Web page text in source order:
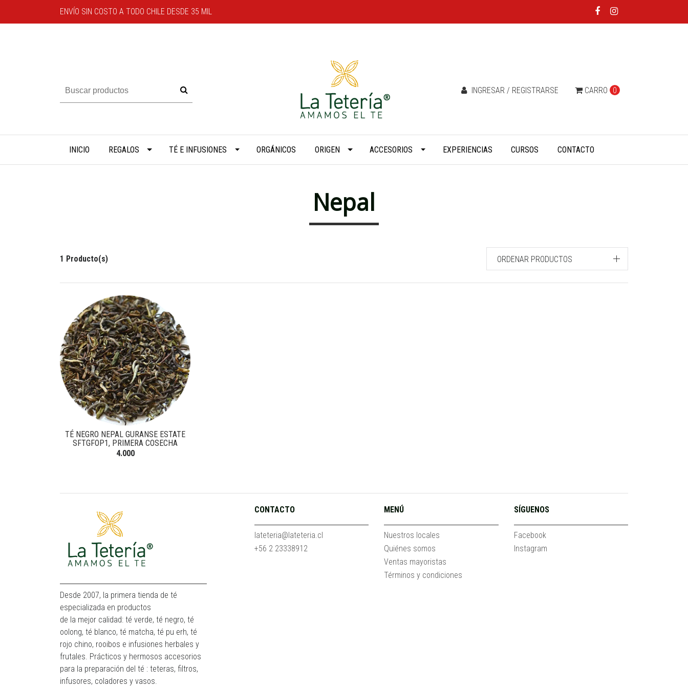
ENVÍO SIN COSTO A TODO CHILE DESDE 35 MIL
CARRO 0
INGRESAR / REGISTRARSE
INICIO REGALOS TÉ E INFUSIONES ORGÁNICOS ORIGEN ACCESORIOS EXPERIENCIAS CURSOS CONTACTO
Nepal
1 Producto(s) ORDENAR PRODUCTOS
TÉ NEGRO NEPAL GURANSE ESTATE
SFTGFOP1, PRIMERA COSECHA
4.000
Desde 2007, la primera tienda de té
especializada en productos
de la mejor calidad: té verde, té negro, té
oolong, té blanco, té matcha, té pu erh, té
rojo chino, rooibos e infusiones herbales y
frutales. Prácticos y hermosos accesorios
para la preparación del té : teteras, filtros,
infusores, coladores y vasos.
CONTACTO
lateteria@lateteria.cl
+56 2 23338912
MENÚ
Nuestros locales
Quiénes somos
Ventas mayoristas
Términos y condiciones
SÍGUENOS
Facebook
Instagram